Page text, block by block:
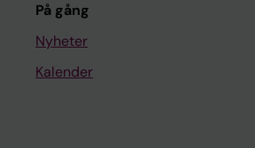
På gång
Nyheter
Kalender